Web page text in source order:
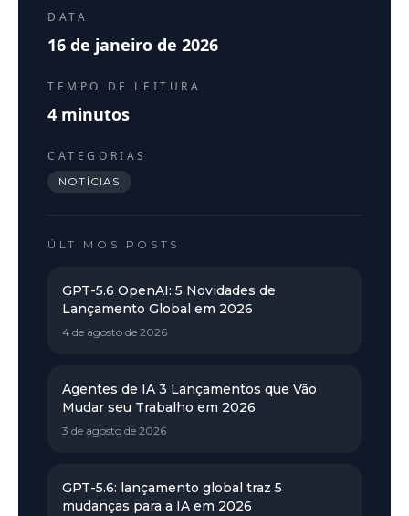
DATA
16 de janeiro de 2026
TEMPO DE LEITURA
4 minutos
CATEGORIAS
NOTÍCIAS
ÚLTIMOS POSTS
GPT-5.6 OpenAI: 5 Novidades de
Lançamento Global em 2026
4 de agosto de 2026
Agentes de IA 3 Lançamentos que Vão
Mudar seu Trabalho em 2026
3 de agosto de 2026
GPT-5.6: lançamento global traz 5
mudanças para a IA em 2026